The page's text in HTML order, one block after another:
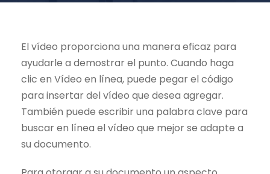
El vídeo proporciona una manera eficaz para
ayudarle a demostrar el punto. Cuando haga
clic en Vídeo en línea, puede pegar el código
para insertar del vídeo que desea agregar.
También puede escribir una palabra clave para
buscar en línea el vídeo que mejor se adapte a
su documento.